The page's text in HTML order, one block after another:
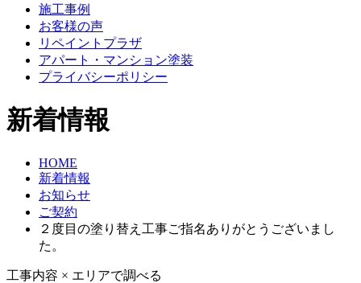
施工事例
お客様の声
リペイントプラザ
アパート・マンション塗装
プライバシーポリシー
新着情報
HOME
新着情報
お知らせ
ご契約
２度目の塗り替え工事ご指名ありがとうございまし
た。
工事内容 × エリアで調べる